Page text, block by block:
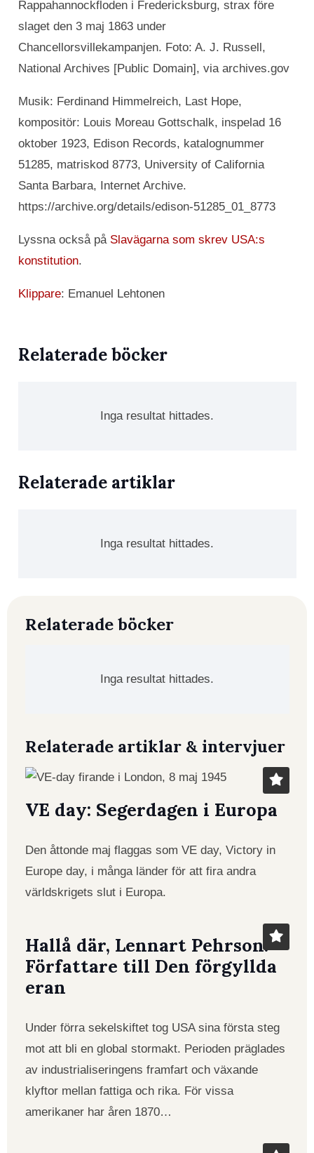
Rappahannockfloden i Fredericksburg, strax före
slaget den 3 maj 1863 under
Chancellorsvillekampanjen. Foto: A. J. Russell,
National Archives [Public Domain], via archives.gov
Musik: Ferdinand Himmelreich, Last Hope,
kompositör: Louis Moreau Gottschalk, inspelad 16
oktober 1923, Edison Records, katalognummer
51285, matriskod 8773, University of California
Santa Barbara, Internet Archive.
https://archive.org/details/edison-51285_01_8773
Lyssna också på Slavägarna som skrev USA:s
konstitution.
Klippare: Emanuel Lehtonen
Relaterade böcker
Inga resultat hittades.
Relaterade artiklar
Inga resultat hittades.
Relaterade böcker
Inga resultat hittades.
Relaterade artiklar & intervjuer
VE day: Segerdagen i Europa
Den åttonde maj flaggas som VE day, Victory in
Europe day, i många länder för att fira andra
världskrigets slut i Europa.
Hallå där, Lennart Pehrson!
Författare till Den förgyllda
eran
Under förra sekelskiftet tog USA sina första steg
mot att bli en global stormakt. Perioden präglades
av industrialiseringens framfart och växande
klyftor mellan fattiga och rika. För vissa
amerikaner har åren 1870…